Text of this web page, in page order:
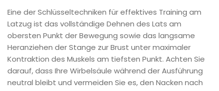
Eine der Schlüsseltechniken für effektives Training am
Latzug ist das vollständige Dehnen des Lats am
obersten Punkt der Bewegung sowie das langsame
Heranziehen der Stange zur Brust unter maximaler
Kontraktion des Muskels am tiefsten Punkt. Achten Sie
darauf, dass Ihre Wirbelsäule während der Ausführung
neutral bleibt und vermeiden Sie es, den Nacken nach